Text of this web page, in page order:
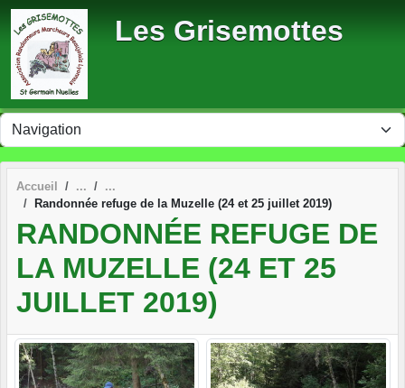
Les Grisemottes
Accueil
Randonnée refuge de la Muzelle (24 et 25 juillet 2019)
RANDONNÉE REFUGE DE
LA MUZELLE (24 ET 25
JUILLET 2019)
Panneau de gestion des cookies